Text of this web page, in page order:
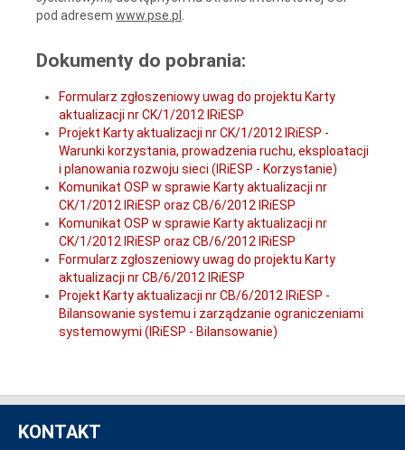
pod adresem www.pse.pl
Dokumenty do pobrania:
Formularz zgłoszeniowy uwag do projektu Karty
aktualizacji nr CK/1/2012 IRiESP
Projekt Karty aktualizacji nr CK/1/2012 IRiESP -
Warunki korzystania, prowadzenia ruchu, eksploatacji
i planowania rozwoju sieci (IRiESP - Korzystanie)
Komunikat OSP w sprawie Karty aktualizacji nr
CK/1/2012 IRiESP oraz CB/6/2012 IRiESP
Komunikat OSP w sprawie Karty aktualizacji nr
CK/1/2012 IRiESP oraz CB/6/2012 IRiESP
Formularz zgłoszeniowy uwag do projektu Karty
aktualizacji nr CB/6/2012 IRiESP
Projekt Karty aktualizacji nr CB/6/2012 IRiESP -
Bilansowanie systemu i zarządzanie ograniczeniami
systemowymi (IRiESP - Bilansowanie)
KONTAKT